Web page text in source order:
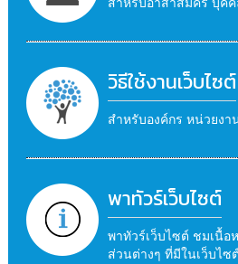
วิธีใช้งานเว็บไซต์
สำหรับองค์กร หน่วยง
พาทัวร์เว็บไซต์
พาทัวร์เว็บไซต์ ชมเนื้อ
ส่วนต่างๆ ที่มีในเว็บไซต์